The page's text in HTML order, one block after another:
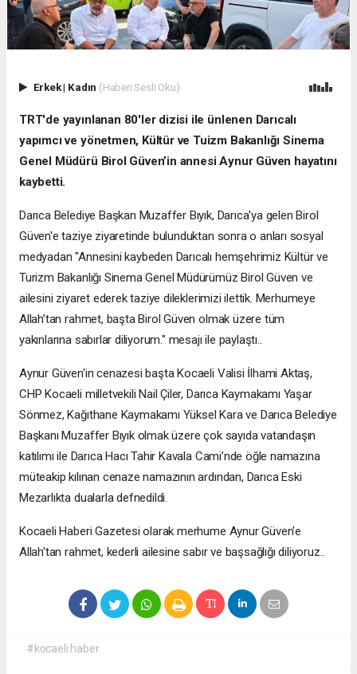
Erkek| Kadın (Haberi Sesli Oku)
TRT'de yayınlanan 80'ler dizisi ile ünlenen Darıcalı
yapımcı ve yönetmen, Kültür ve Tuizm Bakanlığı Sinema
Genel Müdürü Birol Güven’in annesi Aynur Güven hayatını
kaybetti.
Darıca Belediye Başkan Muzaffer Bıyık, Darıca'ya gelen Birol
Güven'e taziye ziyaretinde bulunduktan sonra o anları sosyal
medyadan "Annesini kaybeden Darıcalı hemşehrimiz Kültür ve
Turizm Bakanlığı Sinema Genel Müdürümüz Birol Güven ve
ailesini ziyaret ederek taziye dileklerimizi ilettik. Merhumeye
Allah’tan rahmet, başta Birol Güven olmak üzere tüm
yakınlarına sabırlar diliyorum." mesajı ile paylaştı..
Aynur Güven'in cenazesi başta Kocaeli Valisi İlhami Aktaş,
CHP Kocaeli milletvekili Nail Çiler, Darıca Kaymakamı Yaşar
Sönmez, Kağıthane Kaymakamı Yüksel Kara ve Darıca Belediye
Başkanı Muzaffer Bıyık olmak üzere çok sayıda vatandaşın
katılımı ile Darıca Hacı Tahir Kavala Cami’nde öğle namazına
müteakip kılınan cenaze namazının ardından, Darıca Eski
Mezarlıkta dualarla defnedildi.
Kocaeli Haberi Gazetesi olarak merhume Aynur Güven'e
Allah'tan rahmet, kederli ailesine sabır ve başsağlığı diliyoruz..
#kocaeli haber